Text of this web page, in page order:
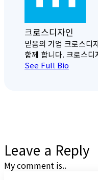
크로스디자인
믿음의 기업 크로스디
함께 합니다. 크로스
See Full Bio
Leave a Reply
My comment is..